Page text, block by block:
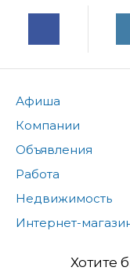
Афиша
Компании
Объявления
Работа
Недвижимость
Интернет-
Хотите